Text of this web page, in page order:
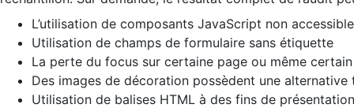
L’utilisation de composants JavaScript non
Utilisation de champs de formulaire sans étiquette
La perte du focus sur certaine page ou même
Des images de décoration possèdent une alternative
Utilisation de balises HTML à des fins de